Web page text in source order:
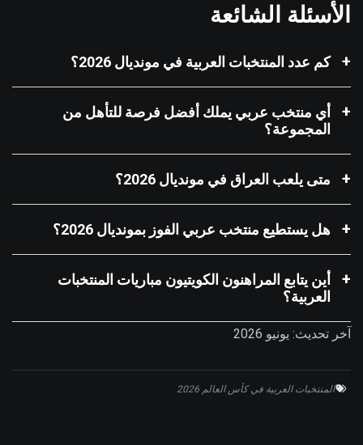
الأسئلة الشائعة
كم عدد المنتخبات العربية في مونديال 2026؟
أي منتخب عربي يملك أفضل فرصة للتأهل من
المجموعة؟
متى يلعب العراق في مونديال 2026؟
هل يستطيع منتخب عربي الفوز بمونديال 2026؟
أين يتابع المراهنون الكويتيون مباريات المنتخبات
العربية؟
آخر تحديث: يونيو 2026
المنتخبات العربية في كأس العالم 2026